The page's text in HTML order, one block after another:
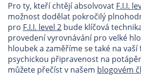
Pro ty, kteří chtějí absolvovat F.I.I.
možnost dodělat pokročilý
pro F.I.I. level 2 bude klíčová
provedení vyrovnávání pro velké
hloubek a zaměříme se také na vaší
psychickou připravenost na
můžete přečíst v našem blogovém